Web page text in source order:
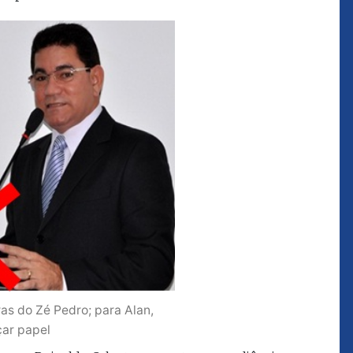
do Zé Pedro; para Alan,
papel
eu estou
desde março
o cargo de
Superior
do
no
e de
da Justiça
no biênio
presidente
Justiça do
o Biênio
juízes e servidores"